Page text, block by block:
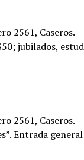
2561, Caseros.
jubilados,
2561, Caseros.
Entrada